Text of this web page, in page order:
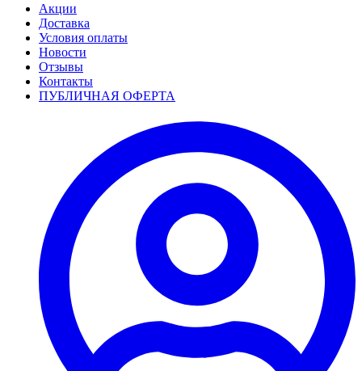
Акции
Доставка
Условия оплаты
Новости
Отзывы
Контакты
ПУБЛИЧНАЯ ОФЕРТА